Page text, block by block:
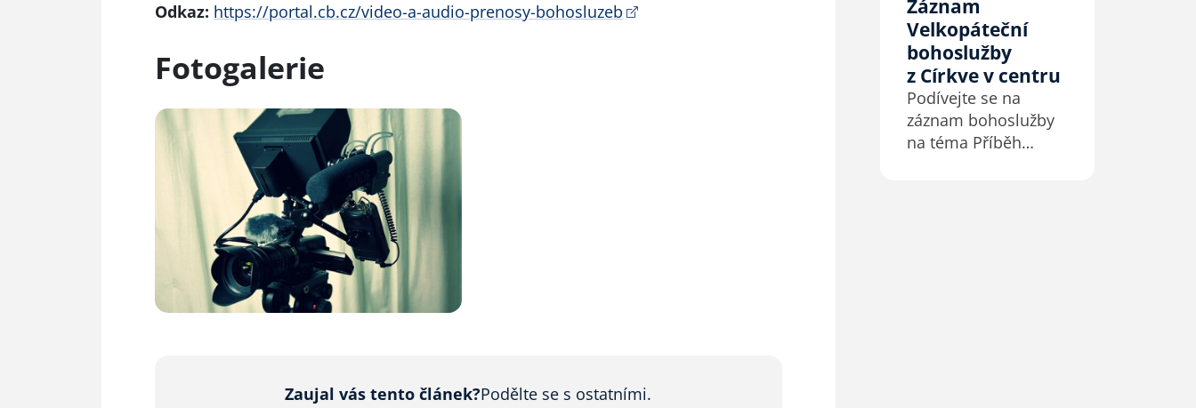
Odkaz: https://portal.cb.cz/video-a-audio-prenosy-bohosluzeb
Fotogalerie
Zaujal vás tento článek?Podělte se s ostatními.
akcí, z konferencí
a také různá
svědectví. Vše
zveřejněno se
svolením…
Záznam
Velkopáteční
bohoslužby
z Církve v centru
Podívejte se na
záznam bohoslužby
na téma Příběh